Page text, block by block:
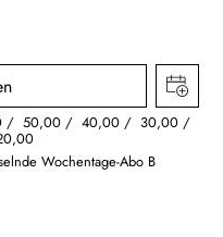
50,00 40,00 30,00
Wochentage-Abo B